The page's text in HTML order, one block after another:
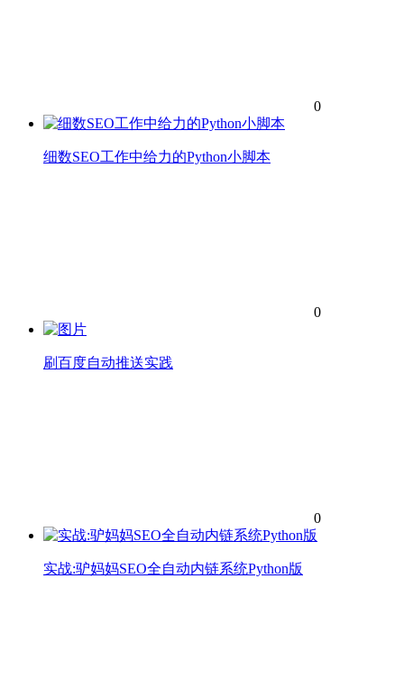
0
细数SEO工作中给力的Python小脚本
0
刷百度自动推送实践
0
实战:驴妈妈SEO全自动内链系统Python版